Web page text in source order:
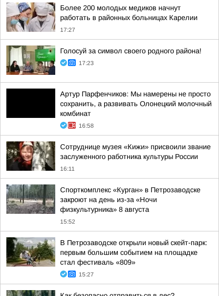
Более 200 молодых медиков начнут
работать в районных больницах Карелии
17:27
Голосуй за символ своего родного района!
17:23
Артур Парфенчиков: Мы намерены не просто
сохранить, а развивать Олонецкий молочный
комбинат
16:58
Сотруднице музея «Кижи» присвоили звание
заслуженного работника культуры России
16:11
Спорткомплекс «Курган» в Петрозаводске
закроют на день из-за «Ночи
физкультурника» 8 августа
15:52
В Петрозаводске открыли новый скейт-парк:
первым большим событием на площадке
стал фестиваль «809»
15:27